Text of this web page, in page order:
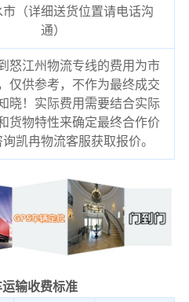
市（详细送货位置请电话沟
通）
怒江州物流专线的费用为市
仅供参考，不作为最终成交
晓！实际费用需要结合实际
货物特性来确定最终合作价
凯冉物流客服获取报价。
输收费标准